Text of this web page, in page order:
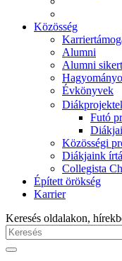
Közösség
Alumni
Alumni
Évkönyvek
Futó
Közösségi
Diákjaink
Collegista
Épített örökség
Karrier
Keresés oldalakon,